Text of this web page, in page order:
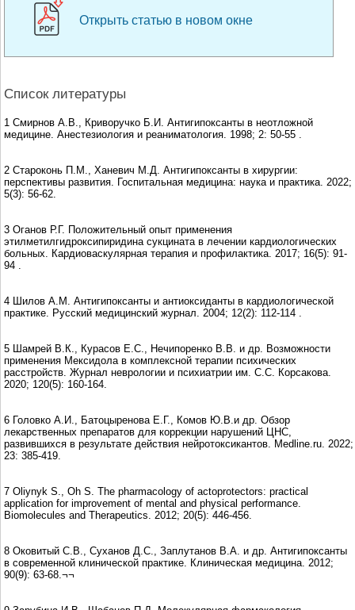
Открыть статью в новом окне
Список литературы
1 Смирнов А.В., Криворучко Б.И. Антигипоксанты в неотложной
медицине. Анестезиология и реаниматология. 1998; 2: 50-55 .
2 Староконь П.М., Ханевич М.Д. Антигипоксанты в хирургии:
перспективы развития. Госпитальная медицина: наука и практика. 2022;
5(3): 56-62.
3 Оганов Р.Г. Положительный опыт применения
этилметилгидроксипиридина сукцината в лечении кардиологических
больных. Кардиоваскулярная терапия и профилактика. 2017; 16(5): 91-
94 .
4 Шилов А.М. Антигипоксанты и антиоксиданты в кардиологической
практике. Русский медицинский журнал. 2004; 12(2): 112-114 .
5 Шамрей В.К., Курасов Е.С., Нечипоренко В.В. и др. Возможности
применения Мексидола в комплексной терапии психических
расстройств. Журнал неврологии и психиатрии им. С.С. Корсакова.
2020; 120(5): 160-164.
6 Головко А.И., Батоцыренова Е.Г., Комов Ю.В.и др. Обзор
лекарственных препаратов для коррекции нарушений ЦНС,
развившихся в результате действия нейротоксикантов. Medline.ru. 2022;
23: 385-419.
7 Oliynyk S., Oh S. The pharmacology of actoprotectors: practical
application for improvement of mental and physical performance.
Biomolecules and Therapeutics. 2012; 20(5): 446-456.
8 Оковитый С.В., Суханов Д.С., Заплутанов В.А. и др. Антигипоксанты
в современной клинической практике. Клиническая медицина. 2012;
90(9): 63-68.¬¬